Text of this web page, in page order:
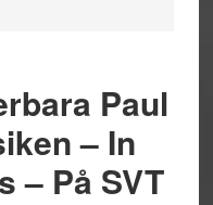
Paul
– In
– På SVT